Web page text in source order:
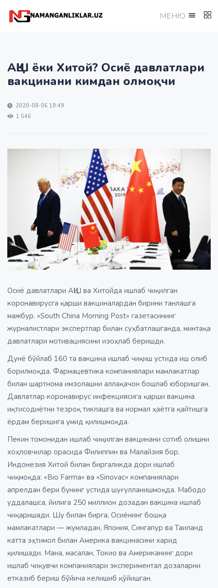
МEНЮ
АҚШ ёки Хитой? Осиё давлатлари
вакцинани кимдан олмоқчи
2020-08-06 19:49
1 546
Осиё давлатлари АҚШ ва Хитойда ишлаб чиқилган
коронавирусга қарши вакциналардан бирини танлашга
мажбур. «South China Morning Post» газетасининг
журналистлари экспертлар билан суҳбатлашганда, минтақа
давлатлари мотивациясини изоҳлаб беришди.
Дунё бўйлаб 160 та вакцина ишлаб чиқиш устида иш олиб
борилмоқда. Фармацевтика компаниялари мамлакатлар
билан шартнома имзолашни аллақачон бошлаб юборишган.
Давлатлар коронавирус инфекциясига қарши вакцина
иқтисодиётни тезроқ тиклашга ва нормал ҳаётга қайтишга
ёрдам беришига умид қилишмоқда.
Пекин томонидан ишлаб чиқилган вакцинани сотиб олишни
хоҳловчилар орасида Филиппин ва Малайзия бор.
Индонезия Хитой билан биргаликда дори ишлаб
чиқмоқда: «Bio Farma» ва «Sinovac» компаниялари
апрелдан бери бунинг устида шуғулланишмоқда. Мабодо
уддалашса, йилига 250 миллион дозадан вакцина ишлаб
чиқаришади. Шу билан бирга, Осиёнинг бошқа
мамлакатлари — жумладан, Япония, Сингапур ва Таиланд
катта эҳтимол билан Америка вакцинасини харид
қилишади. Мана, масалан, Токио ва Американинг дори
ишлаб чиқувчи компаниялари экспериментал дозаларни
етказиб бериш бўйича келишиб қўйишган.